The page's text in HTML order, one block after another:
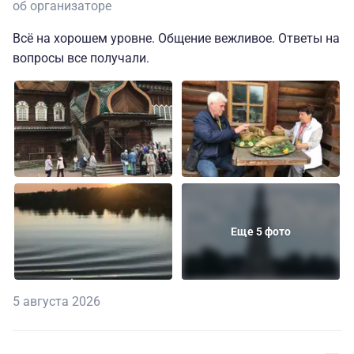
об организаторе
Всё на хорошем уровне. Общение вежливое. Ответы на
вопросы все получали.
Еще 5 фото
5 августа 2026